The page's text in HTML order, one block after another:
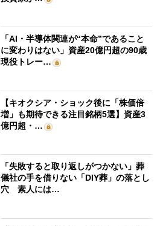
「AI・半導体関連が“本命”であること
に変わりはない」資産20億円超の90歳
現役トレー…
【キオクシア・ショック後に「株価倍
増」も期待できる注目銘柄5選】資産3
億円超・…
「失敗すると取り返しがつかない」葬
儀社の手を借りない「DIY葬」の落とし
穴 素人には…